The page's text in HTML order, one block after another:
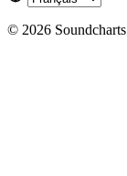
© 2026 Soundcharts